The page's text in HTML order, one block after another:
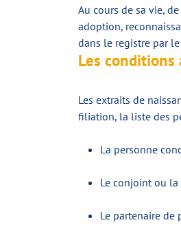
Au cours de sa vie,
adoption,
dans le registre par
Les
Les extraits de
filiation, la liste des
La personne
Le conjoint ou
Le partenaire de